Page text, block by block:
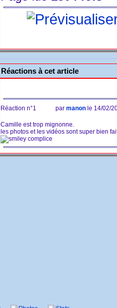
Réactions à cet article
Réaction n°1 par manon le 14/02/
Camille est trop mignonne.
les photos et les vidéos sont super bien